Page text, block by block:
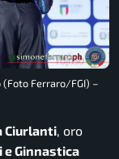
(Foto Ferraro/FGI) –
Ciurlanti , oro
e Ginnastica